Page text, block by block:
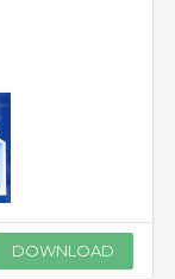
DOWNLOAD